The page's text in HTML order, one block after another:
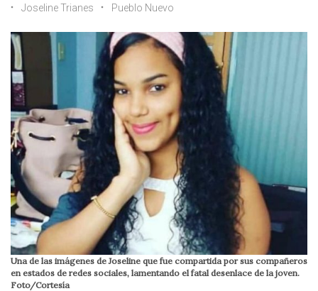
Joseline Trianes
Pueblo Nuevo
Una de las imágenes de Joseline que fue compartida por sus compañeros
en estados de redes sociales, lamentando el fatal desenlace de la joven.
Foto/Cortesía